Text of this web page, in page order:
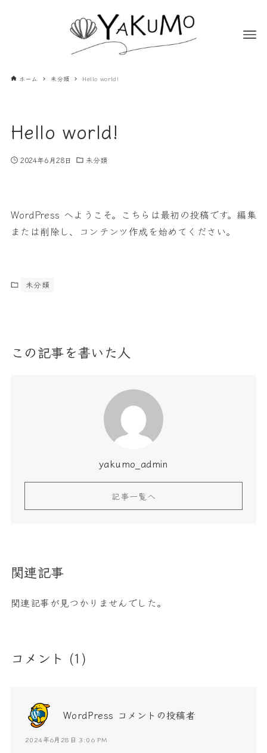
ホーム 未分類 Hello world!
Hello world!
2024年6月28日 未分類
WordPress へようこそ。こちらは最初の投稿です。編集
または削除し、コンテンツ作成を始めてください。
未分類
この記事を書いた人
yakumo_admin
記事一覧へ
関連記事
関連記事が見つかりませんでした。
コメント (1)
WordPress コメントの投稿者
2024年6月28日 3:06 PM